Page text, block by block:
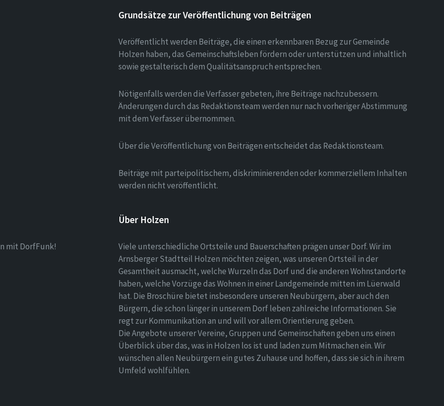
Grundsätze zur Veröffentlichung von Beiträgen
Veröffentlicht werden Beiträge, die einen erkennbaren Bezug zur Gemeinde
Holzen haben, das Gemeinschaftsleben fördern oder unterstützen und inhaltlich
sowie gestalterisch dem Qualitätsanspruch entsprechen.
Nötigenfalls werden die Verfasser gebeten, ihre Beiträge nachzubessern.
Änderungen durch das Redaktionsteam werden nur nach vorheriger Abstimmung
mit dem Verfasser übernommen.
Über die Veröffentlichung von Beiträgen entscheidet das Redaktionsteam.
Beiträge mit parteipolitischem, diskriminierenden oder kommerziellem Inhalten
werden nicht veröffentlicht.
mit DorfFunk!
Über Holzen
Viele unterschiedliche Ortsteile und Bauerschaften prägen unser Dorf. Wir im
Arnsberger Stadtteil Holzen möchten zeigen, was unseren Ortsteil in der
Gesamtheit ausmacht, welche Wurzeln das Dorf und die anderen Wohnstandorte
haben, welche Vorzüge das Wohnen in einer Landgemeinde mitten im Lüerwald
hat. Die Broschüre bietet insbesondere unseren Neubürgern, aber auch den
Bürgern, die schon länger in unserem Dorf leben zahlreiche Informationen. Sie
regt zur Kommunikation an und will vor allem Orientierung geben.
Die Angebote unserer Vereine, Gruppen und Gemeinschaften geben uns einen
Überblick über das, was in Holzen los ist und laden zum Mitmachen ein. Wir
wünschen allen Neubürgern ein gutes Zuhause und hoffen, dass sie sich in ihrem
Umfeld wohlfühlen.